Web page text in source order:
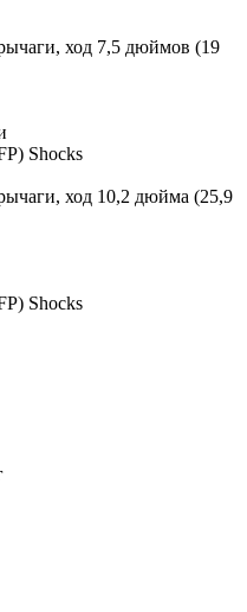
ход 7,5 дюймов (19
Shocks
ход 10,2 дюйма (25,9
Shocks